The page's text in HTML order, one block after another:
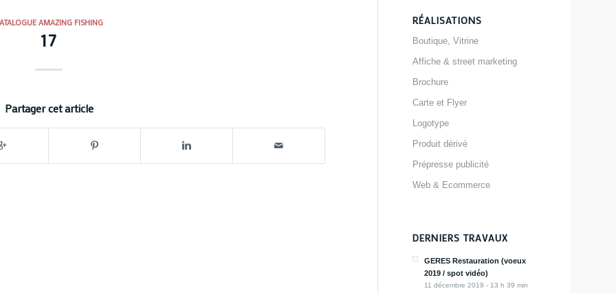
AMAZING FISHING
17
Partager cet article
RÉALISATIONS
Boutique, Vitrine
Affiche & street marketing
Brochure
Carte et Flyer
Logotype
Produit dérivé
Prépresse publicité
Web & Ecommerce
DERNIERS TRAVAUX
GERES Restauration (voeux
2019 / spot vidéo)
11 décembre 2019 - 13 h 39 min